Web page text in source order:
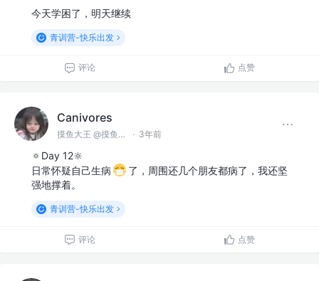
今天学困了，明天继续
青训营-快乐出发
评论 点赞
Canivores
摸鱼大王 @摸鱼公司 · 3年前
🔅Day 12🔆
日常怀疑自己生病
了，周围还几个朋友都病了，我还坚
强地撑着。
青训营-快乐出发
评论 点赞